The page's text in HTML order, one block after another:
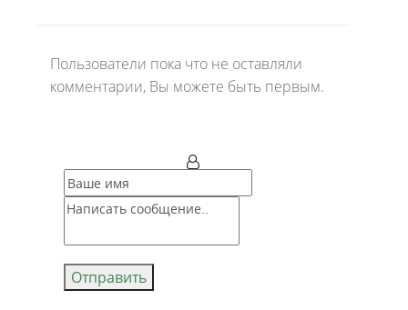
Пользователи пока что не оставляли
комментарии, Вы можете быть первым.
Отправить